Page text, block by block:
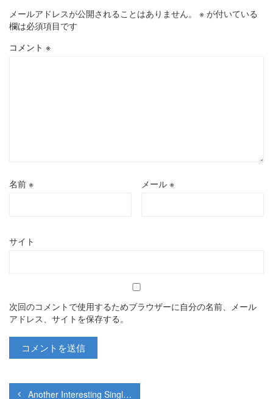
メールアドレスが公開されることはありません。 ※ が付いている
欄は必須項目です
コメント ※
名前 ※ メール※
サイト
次回のコメントで使用するためブラウザーに自分の名前、メール
アドレス、サイトを保存する。
Another Interesting Single Post